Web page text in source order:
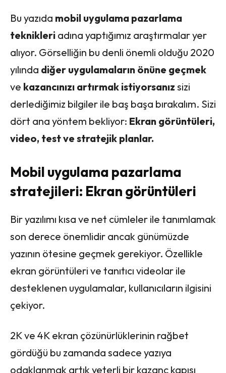
Bu yazıda mobil uygulama pazarlama
teknikleri adına yaptığımız araştırmalar yer
alıyor. Görselliğin bu denli önemli olduğu 2020
yılında diğer uygulamaların önüne geçmek
ve kazancınızı artırmak istiyorsanız sizi
derlediğimiz bilgiler ile baş başa bırakalım. Sizi
dört ana yöntem bekliyor: Ekran görüntüleri,
video, test ve stratejik planlar.
Mobil uygulama pazarlama
stratejileri: Ekran görüntüleri
Bir yazılımı kısa ve net cümleler ile tanımlamak
son derece önemlidir ancak günümüzde
yazının ötesine geçmek gerekiyor. Özellikle
ekran görüntüleri ve tanıtıcı videolar ile
desteklenen uygulamalar, kullanıcıların ilgisini
çekiyor.
2K ve 4K ekran çözünürlüklerinin rağbet
gördüğü bu zamanda sadece yazıya
odaklanmak artık yeterli bir kazanç kapısı